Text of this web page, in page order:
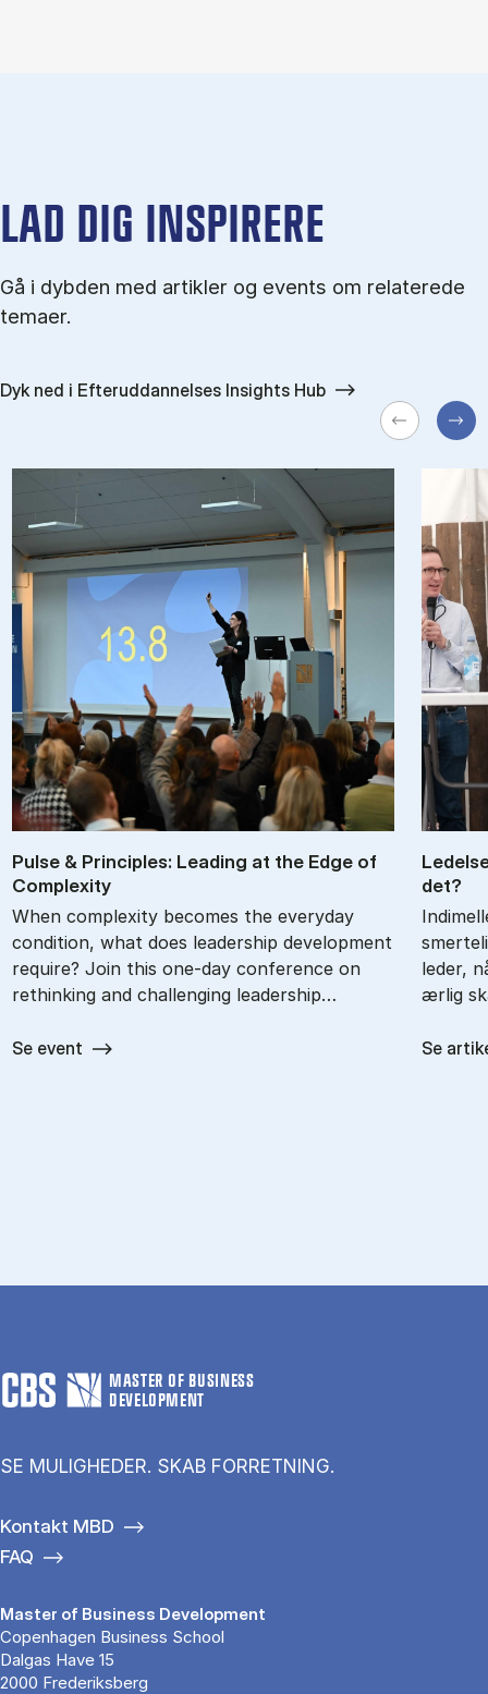
LAD DIG INSPIRERE
Gå i dybden med artikler og events om relaterede
temaer.
Dyk ned i Efteruddannelses Insights Hub
Pul­se & Prin­cip­les: Le­a­ding at the Edge of
Com­ple­xi­ty
When complexity becomes the everyday
condition, what does leadership development
require? Join this one-day conference on
rethinking and challenging leadership…
Se event
det?
leder,
ærlig
Se
MASTER OF BUSINESS
DEVELOPMENT
SE MULIGHEDER. SKAB FORRETNING.
Kontakt MBD
FAQ
Master of Business Development
Copenhagen Business School
Dalgas Have 15
2000 Frederiksberg